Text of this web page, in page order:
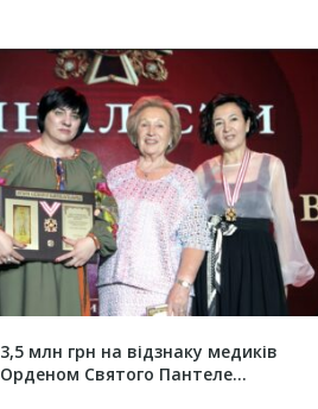
3,5 млн грн на відзнаку медиків
Орденом Святого Пантеле...